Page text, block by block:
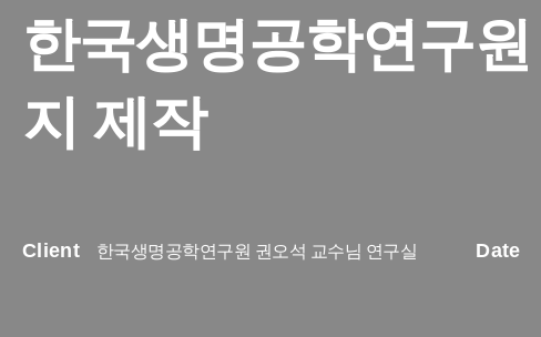
한국생명공학연구
지 제작
Client 한국생명공학연구원 권오석 교수님 연구실 Date